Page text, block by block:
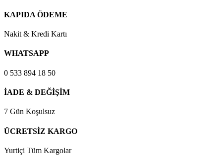
KAPIDA ÖDEME
Nakit & Kredi Kartı
WHATSAPP
0 533 894 18 50
İADE & DEĞİŞİM
7 Gün Koşulsuz
ÜCRETSİZ KARGO
Yurtiçi Tüm Kargolar